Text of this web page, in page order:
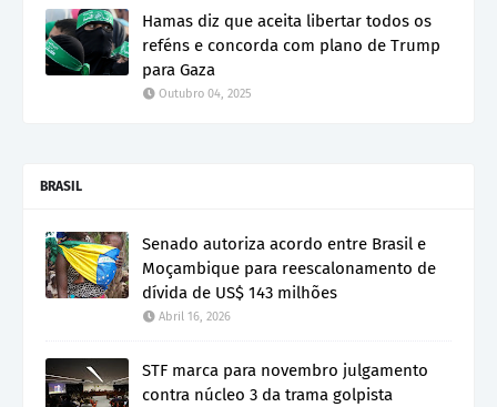
Hamas diz que aceita libertar todos os
reféns e concorda com plano de Trump
para Gaza
Outubro 04, 2025
BRASIL
Senado autoriza acordo entre Brasil e
Moçambique para reescalonamento de
dívida de US$ 143 milhões
Abril 16, 2026
STF marca para novembro julgamento
contra núcleo 3 da trama golpista